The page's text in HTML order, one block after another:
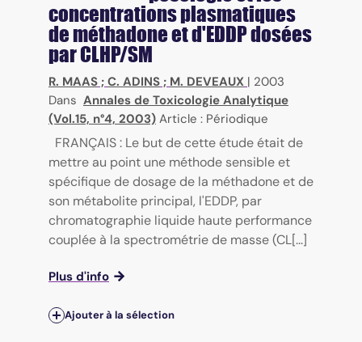
concentrations plasmatiques
de méthadone et d'EDDP dosées
par CLHP/SM
R. MAAS ; C. ADINS ; M. DEVEAUX | 2003
Dans Annales de Toxicologie Analytique
(Vol.15, n°4, 2003) Article : Périodique
FRANÇAIS : Le but de cette étude était de
mettre au point une méthode sensible et
spécifique de dosage de la méthadone et de
son métabolite principal, l'EDDP, par
chromatographie liquide haute performance
couplée à la spectrométrie de masse (CL[...]
Plus d'info
Ajouter à la sélection